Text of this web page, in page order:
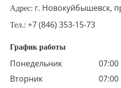
Адрес: г. Новокуйбышевск,
Тел.: +7 (846) 353-15-73
График работы
Понедельник
07:00
Вторник
07:00